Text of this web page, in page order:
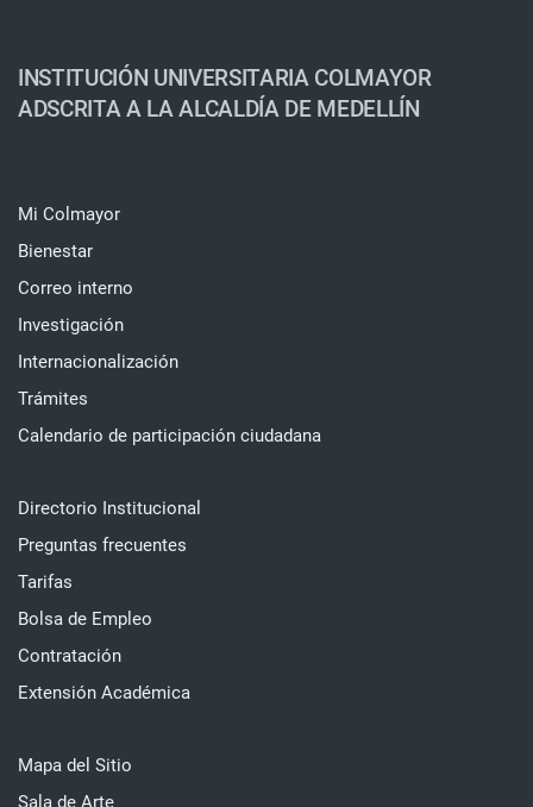
INSTITUCIÓN UNIVERSITARIA COLMAYOR
ADSCRITA A LA ALCALDÍA DE MEDELLÍN
Mi Colmayor
Bienestar
Correo interno
Investigación
Internacionalización
Trámites
Calendario de participación ciudadana
Directorio Institucional
Preguntas frecuentes
Tarifas
Bolsa de Empleo
Contratación
Extensión Académica
Mapa del Sitio
Sala de Arte